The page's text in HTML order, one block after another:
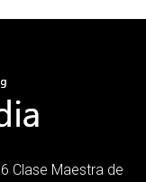
Clase Maestra de